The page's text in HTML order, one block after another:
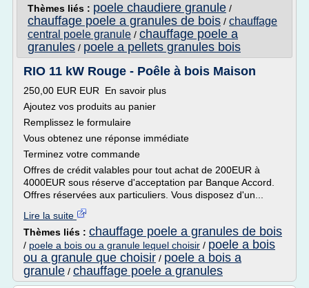
Thèmes liés : poele chaudiere granule /
chauffage poele a granules de bois / chauffage
central poele granule / chauffage poele a
granules / poele a pellets granules bois
RIO 11 kW Rouge - Poêle à bois Maison
250,00 EUR EUR En savoir plus
Ajoutez vos produits au panier
Remplissez le formulaire
Vous obtenez une réponse immédiate
Terminez votre commande
Offres de crédit valables pour tout achat de 200EUR à
4000EUR sous réserve d'acceptation par Banque Accord.
Offres réservées aux particuliers. Vous disposez d'un...
Lire la suite
Thèmes liés : chauffage poele a granules de bois
/ poele a bois ou a granule lequel choisir / poele a bois
ou a granule que choisir / poele a bois a
granule / chauffage poele a granules